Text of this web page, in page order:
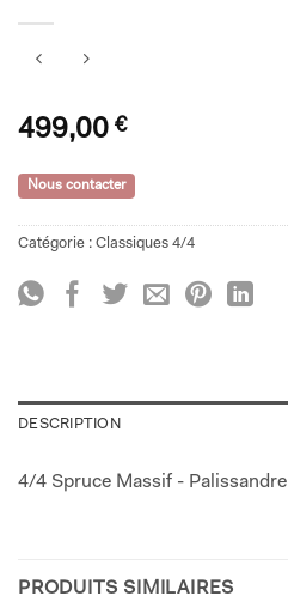
499,00 €
Nous contacter
Catégorie : Classiques 4/4
DESCRIPTION
4/4 Spruce Massif - Palissandre
PRODUITS SIMILAIRES